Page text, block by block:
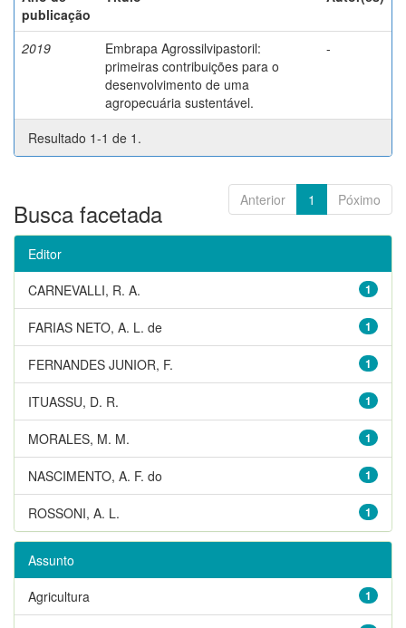
publicação
2019
Embrapa Agrossilvipastoril:
primeiras contribuições para o
desenvolvimento de uma
agropecuária sustentável.
-
Resultado 1-1 de 1.
Anterior 1 Póximo
Busca facetada
Editor
1
CARNEVALLI, R. A.
1
FARIAS NETO, A. L. de
1
FERNANDES JUNIOR, F.
1
ITUASSU, D. R.
1
MORALES, M. M.
1
NASCIMENTO, A. F. do
1
ROSSONI, A. L.
Assunto
1
Agricultura